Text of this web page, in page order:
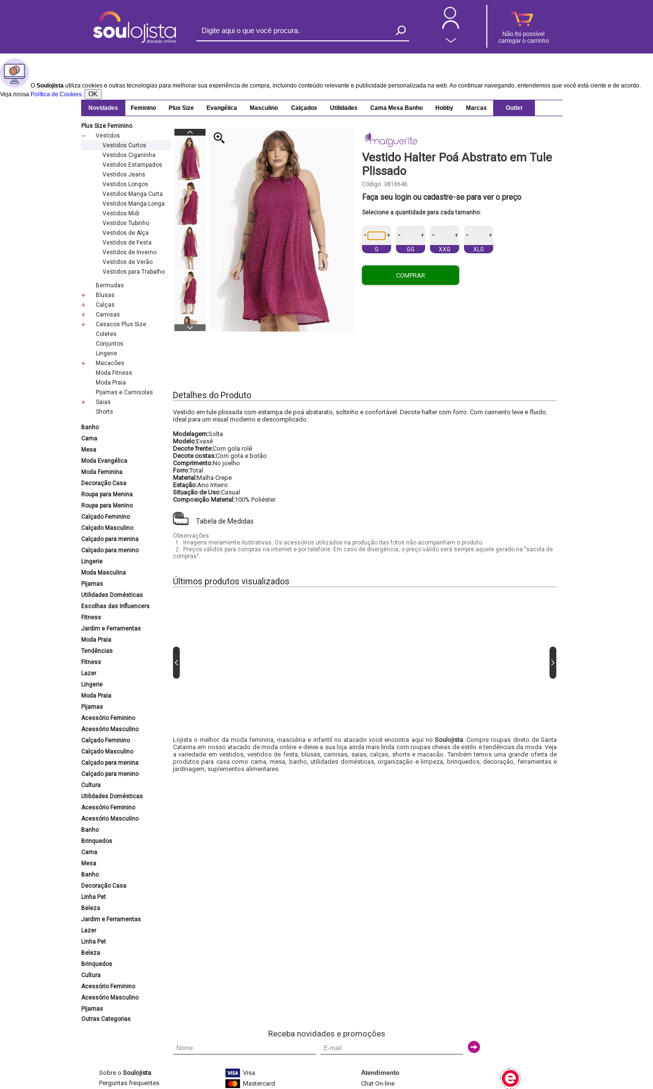
Não foi possível
carregar o carrinho
O Soulojista utiliza cookies e outras tecnologias para melhorar sua experiência de compra, incluindo conteúdo relevante e publicidade personalizada na web. Ao continuar navegando, entendemos que você está ciente e de acordo.
Veja nossa Política de Cookies. OK
Novidades Feminino Plus Size Evangélica Masculino Calçados Utilidades Cama Mesa Banho Hobby Marcas Outlet
Plus Size Feminino
Vestidos
Vestidos Curtos
Vestidos Ciganinha
Vestidos Estampados
Vestidos Jeans
Vestidos Longos
Vestidos Manga Curta
Vestidos Manga Longa
Vestidos Midi
Vestidos Tubinho
Vestidos de Alça
Vestidos de Festa
Vestidos de Inverno
Vestidos de Verão
Vestidos para Trabalho
Bermudas
Blusas
Calças
Camisas
Casacos Plus Size
Coletes
Conjuntos
Lingerie
Macacões
Moda Fitness
Moda Praia
Pijamas e Camisolas
Saias
Shorts
Banho
Cama
Mesa
Moda Evangélica
Moda Feminina
Decoração Casa
Roupa para Menina
Roupa para Menino
Calçado Feminino
Calçado Masculino
Calçado para menina
Calçado para menino
Lingerie
Moda Masculina
Pijamas
Utilidades Domésticas
Escolhas das Influencers
Fitness
Jardim e Ferramentas
Moda Praia
Tendências
Fitness
Lazer
Lingerie
Moda Praia
Pijamas
Acessório Feminino
Acessório Masculino
Calçado Feminino
Calçado Masculino
Calçado para menina
Calçado para menino
Cultura
Utilidades Domésticas
Acessório Feminino
Acessório Masculino
Banho
Brinquedos
Cama
Mesa
Banho
Decoração Casa
Linha Pet
Beleza
Jardim e Ferramentas
Lazer
Linha Pet
Beleza
Brinquedos
Cultura
Acessório Feminino
Acessório Masculino
Pijamas
Outras Categorias
Vestido Halter Poá Abstrato em Tule
Plissado
Código: 3818646
Faça seu login ou cadastre-se para ver o preço
Selecione a quantidade para cada tamanho:
- +
G
- +
GG
- +
XXG
- +
XLG
COMPRAR
Detalhes do Produto
Vestido em tule plissada com estampa de poá abstarato, soltinho e confortável. Decote halter com forro. Com caimento leve e fluido.
Ideal para um visual moderno e descomplicado.
Modelagem:Solta
Modelo:Evasê
Decote frente:Com gola rolê
Decote costas:Com gota e botão
Comprimento:No joelho
Forro:Total
Material:Malha Crepe
Estação:Ano Inteiro
Situação de Uso:Casual
Composição Material:100% Poliéster
Tabela de Medidas
Observações:
1.
Imagens meramente ilustrativas. Os acessórios utilizados na produção das fotos não acompanham o produto.
2.
Preços válidos para compras na internet e por telefone. Em caso de divergência, o preço válido será sempre aquele gerado na "sacola de
compras".
Últimos produtos visualizados
Lojista o melhor da moda feminina, masculina e infantil no atacado você encontra aqui no Soulojista. Compre roupas direto de Santa
Catarina em nosso atacado de moda online e deixe a sua loja ainda mais linda com roupas cheias de estilo e tendências da moda. Veja
a variedade em vestidos, vestidos de festa, blusas, camisas, saias, calças, shorts e macacão. Também temos uma grande oferta de
produtos para casa como cama, mesa, banho, utilidades domésticas, organização e limpeza, brinquedos, decoração, ferramentas e
jardinagem, suplementos alimentares.
Receba novidades e promoções
Sobre o Soulojista
Perguntas frequentes
Visa
Mastercard
Atendimento
Chat On-line